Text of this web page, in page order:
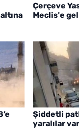
Çerçeve
Meclis'e
Şiddetli
yaralılar var